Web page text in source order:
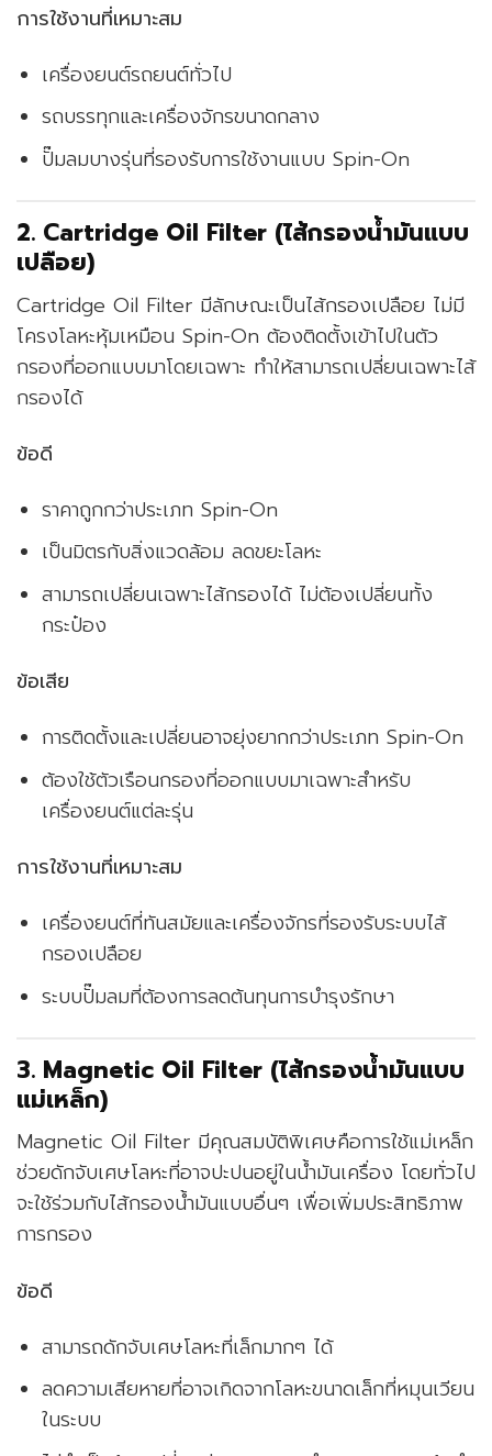
การใช้งานที่เหมาะสม
เครื่องยนต์รถยนต์ทั่วไป
รถบรรทุกและเครื่องจักรขนาดกลาง
ปั๊มลมบางรุ่นที่รองรับการใช้งานแบบ Spin-On
2. Cartridge Oil Filter (ไส้กรองน้ำมันแบบ
เปลือย)
Cartridge Oil Filter มีลักษณะเป็นไส้กรองเปลือย ไม่มี
โครงโลหะหุ้มเหมือน Spin-On ต้องติดตั้งเข้าไปในตัว
กรองที่ออกแบบมาโดยเฉพาะ ทำให้สามารถเปลี่ยนเฉพาะไส้
กรองได้
ข้อดี
ราคาถูกกว่าประเภท Spin-On
เป็นมิตรกับสิ่งแวดล้อม ลดขยะโลหะ
สามารถเปลี่ยนเฉพาะไส้กรองได้ ไม่ต้องเปลี่ยนทั้ง
กระป๋อง
ข้อเสีย
การติดตั้งและเปลี่ยนอาจยุ่งยากกว่าประเภท Spin-On
ต้องใช้ตัวเรือนกรองที่ออกแบบมาเฉพาะสำหรับ
เครื่องยนต์แต่ละรุ่น
การใช้งานที่เหมาะสม
เครื่องยนต์ที่ทันสมัยและเครื่องจักรที่รองรับระบบไส้
กรองเปลือย
ระบบปั๊มลมที่ต้องการลดต้นทุนการบำรุงรักษา
3. Magnetic Oil Filter (ไส้กรองน้ำมันแบบ
แม่เหล็ก)
Magnetic Oil Filter มีคุณสมบัติพิเศษคือการใช้แม่เหล็ก
ช่วยดักจับเศษโลหะที่อาจปะปนอยู่ในน้ำมันเครื่อง โดยทั่วไป
จะใช้ร่วมกับไส้กรองน้ำมันแบบอื่นๆ เพื่อเพิ่มประสิทธิภาพ
การกรอง
ข้อดี
สามารถดักจับเศษโลหะที่เล็กมากๆ ได้
ลดความเสียหายที่อาจเกิดจากโลหะขนาดเล็กที่หมุนเวียน
ในระบบ